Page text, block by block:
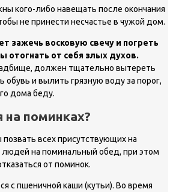
кого-либо навещать после окончания
не принести несчастье в чужой дом.
зажечь восковую свечу и погреть
отогнать от себя злых духов.
должен тщательно вытереть
и вылить грязную воду за порог,
дома беду.
на поминках?
всех присутствующих на
людей на поминальный обед, при этом
от поминок.
с пшеничной каши (кутьи). Во время